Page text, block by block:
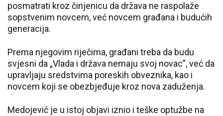
posmatrati kroz činjenicu da država ne raspolaže
sopstvenim novcem, već novcem građana i budućih
generacija.
Prema njegovim riječima, građani treba da budu
svjesni da „Vlada i država nemaju svoj novac”, već da
upravljaju sredstvima poreskih obveznika, kao i
novcem koji se obezbjeđuje kroz nova zaduženja.
Medojević je u istoj objavi iznio i teške optužbe na